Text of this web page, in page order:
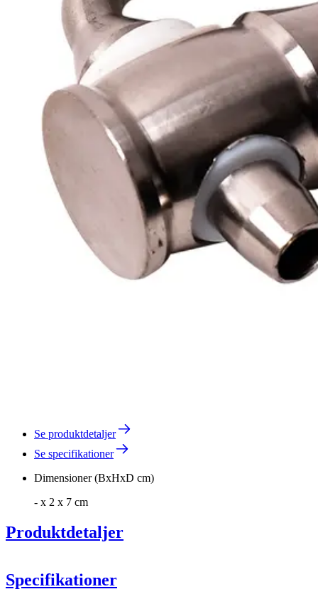
Se produktdetaljer
Se specifikationer
Dimensioner (BxHxD cm)
- x 2 x 7 cm
Produktdetaljer
Hul diameter: 12mm.
Specifikationer